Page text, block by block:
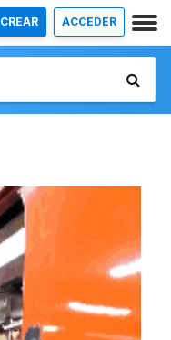
CREAR ACCEDER